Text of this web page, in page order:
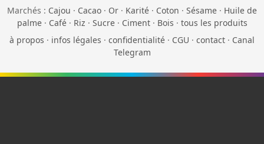
Marchés : Cajou · Cacao · Or · Karité · Coton · Sésame · Huile de
palme· Café· Riz · Sucre· Ciment· Bois · tous les produits
à propos · infos légales · confidentialité · CGU · contact · Canal
Telegram